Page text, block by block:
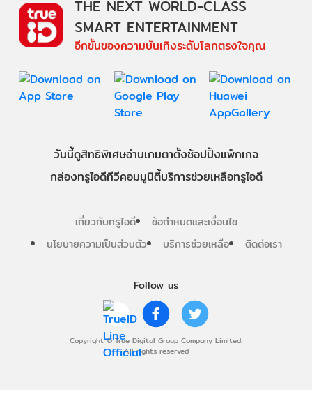
Follow us
Copyright © True Digital Group Company Limited.
All rights reserved
THE NEXT WORLD-CLASS
SMART ENTERTAINMENT
อีกขั้นของความบันเทิงระดับโลกตรงใจคุณ
วันนี้ดูสิทธิพิเศษอ่านเกมตาตั้งช้อปปิ้งแพ็กเกจ
กล่องทรูไอดีทีวีคอมมูนิตี้บริการช่วยเหลือทรูไอดี
เกี่ยวกับทรูไอดี
ข้อกำหนดและเงื่อนไข
นโยบายความเป็นส่วนตัว
บริการช่วยเหลือ ติดต่อเรา